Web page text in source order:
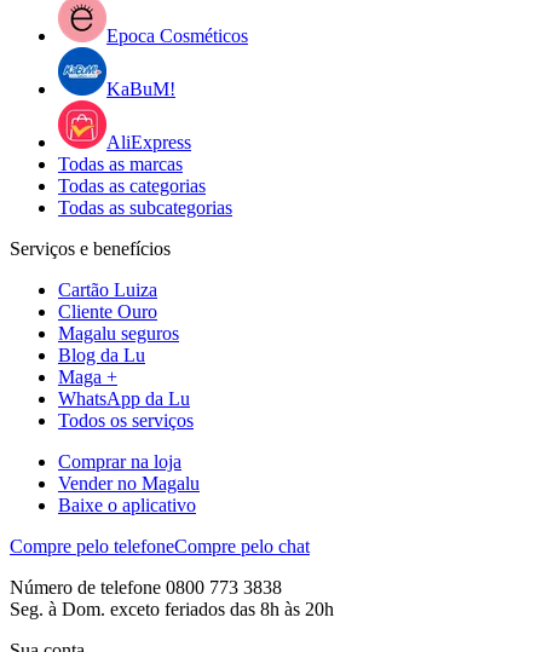
Epoca Cosméticos
KaBuM!
AliExpress
Todas as marcas
Todas as categorias
Todas as subcategorias
Serviços e benefícios
Cartão Luiza
Cliente Ouro
Magalu seguros
Blog da Lu
Maga +
WhatsApp da Lu
Todos os serviços
Comprar na loja
Vender no Magalu
Baixe o aplicativo
Compre pelo telefoneCompre pelo chat
Número de telefone 0800 773 3838
Seg. à Dom. exceto feriados das 8h às 20h